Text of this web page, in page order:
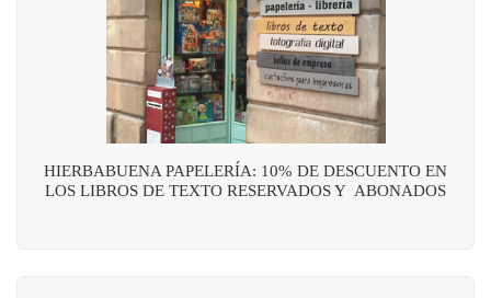
HIERBABUENA PAPELERÍA: 10% DE DESCUENTO EN
LOS LIBROS DE TEXTO RESERVADOS Y ABONADOS